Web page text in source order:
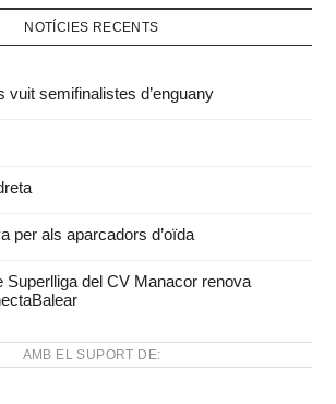
NOTÍCIES RECENTS
vuit semifinalistes d’enguany
per als aparcadors d’oïda
Superlliga del CV Manacor renova
AMB EL SUPORT DE: